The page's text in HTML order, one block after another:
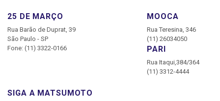
25 DE MARÇO
Rua Barão de Duprat, 39
São Paulo - SP
Fone: (11) 3322-0166
MOOCA
Rua Teresina, 346
(11) 26034050
PARI
Rua Itaqui,384/364
(11) 3312-4444